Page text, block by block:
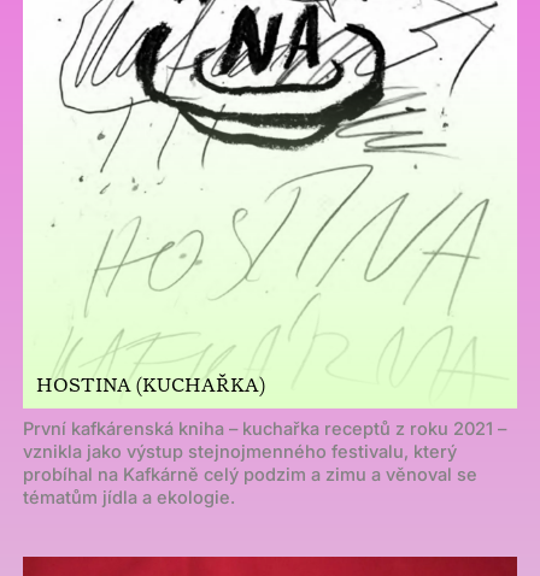
HOSTINA (KUCHAŘKA)
První kafkárenská kniha – kuchařka receptů z roku 2021 –
vznikla jako výstup stejnojmenného festivalu, který
probíhal na Kafkárně celý podzim a zimu a věnoval se
tématům jídla a ekologie.